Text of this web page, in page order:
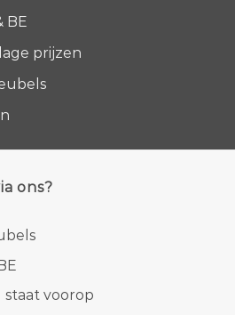
BE
prijzen
ons?
voorop